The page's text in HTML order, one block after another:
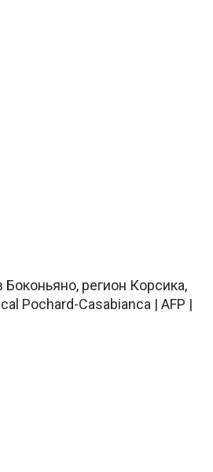
Боконьяно, регион Корсика,
Pochard-Casabianca | AFP |